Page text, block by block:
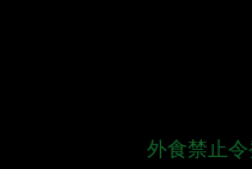
外食禁止